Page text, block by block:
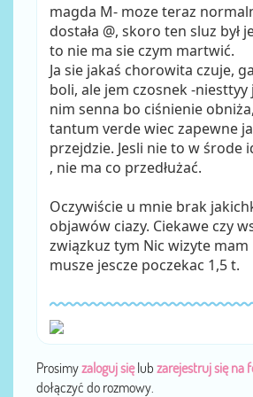
magda M- moze teraz
dostała @, skoro ten sluz był
to nie ma sie czym martwić.
Ja sie jakaś chorowita czuje,
boli, ale jem czosnek -niesttyy
nim senna bo ciśnienie
tantum verde wiec zapewne
przejdzie. Jesli nie to w środe
, nie ma co przedłużać.
Oczywiście u mnie brak
objawów ciazy. Ciekawe czy
związkuz tym Nic wizyte mam
musze jescze poczekac 1,5 t.
Prosimyzaloguj sięlub zarejestruj się na
dołączyć do rozmowy.